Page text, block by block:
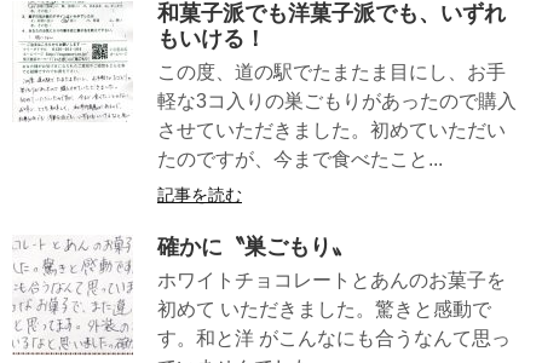
和菓子派でも洋菓子派でも、いずれ
もいける！
この度、道の駅でたまたま目にし、お手
軽な3コ入りの巣ごもりがあったので購入
させていただきました。初めていただい
たのですが、今まで食べたこと...
記事を読む
確かに〝巣ごもり〟
ホワイトチョコレートとあんのお菓子を
初めて いただきました。驚きと感動で
す。和と洋 がこんなにも合うなんて思っ